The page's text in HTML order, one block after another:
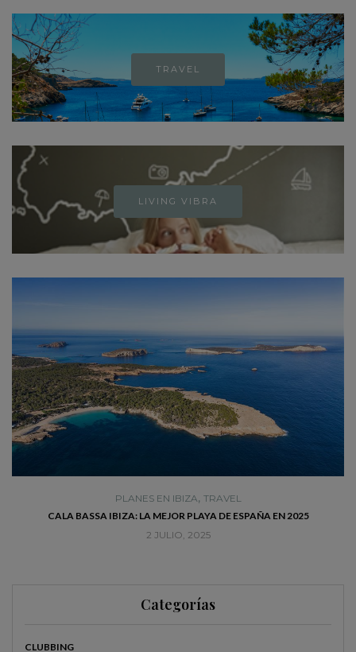
TRAVEL
LIVING VIBRA
PLANES EN IBIZA, TRAVEL
CALA BASSA IBIZA: LA MEJOR PLAYA DE ESPAÑA EN 2025
2 JULIO, 2025
Categorías
CLUBBING